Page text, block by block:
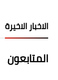
الاخبار الاخيرة
المتابعون